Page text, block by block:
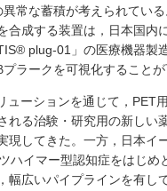
常な蓄積が考えられてい
成する装置は，日本国内
plug-01」の医療機器製
ラークを可視化することが
ューションを通じて，PET
れる治験・研究用の新しい
現してきた。一方，日本イ
ハイマー型認知症をはじ
幅広いパイプラインを有し